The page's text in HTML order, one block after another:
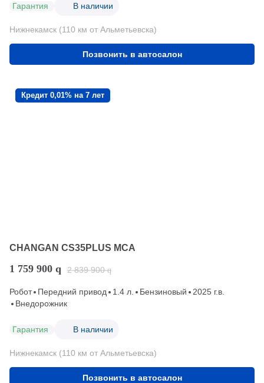
Гарантия В наличии
Нижнекамск (110 км от Альметьевска)
Позвонить в автосалон
Кредит 0,01% на 7 лет
CHANGAN CS35PLUS MCA
1 759 900 q 2 839 900 q
Робот Передний привод 1.4 л. Бензиновый
2025 г.в.
Внедорожник
Гарантия В наличии
Нижнекамск (110 км от Альметьевска)
Позвонить в автосалон